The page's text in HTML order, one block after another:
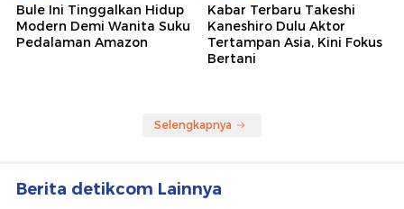
Bule Ini Tinggalkan Hidup
Modern Demi Wanita Suku
Pedalaman Amazon
Kabar Terbaru Takeshi
Kaneshiro Dulu Aktor
Tertampan Asia, Kini Fokus
Bertani
Selengkapnya
Berita detikcom Lainnya